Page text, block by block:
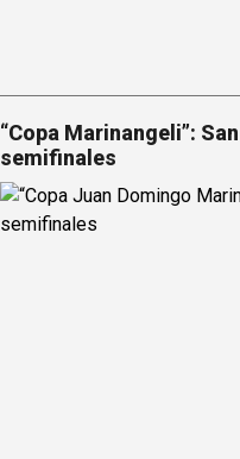
“Copa Marinangeli”:
semifinales